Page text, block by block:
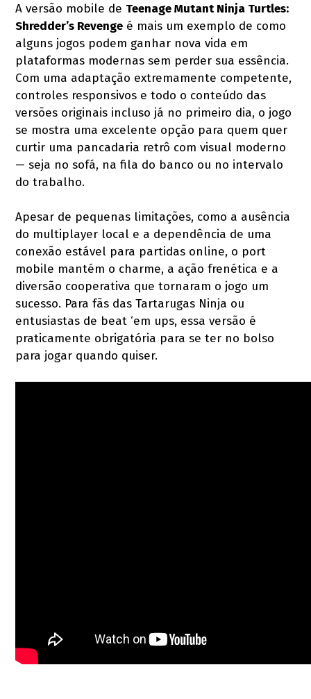
A versão mobile de Teenage Mutant Ninja Turtles:
Shredder’s Revenge é mais um exemplo de como
alguns jogos podem ganhar nova vida em
plataformas modernas sem perder sua essência.
Com uma adaptação extremamente competente,
controles responsivos e todo o conteúdo das
versões originais incluso já no primeiro dia, o jogo
se mostra uma excelente opção para quem quer
curtir uma pancadaria retrô com visual moderno
— seja no sofá, na fila do banco ou no intervalo
do trabalho.
Apesar de pequenas limitações, como a ausência
do multiplayer local e a dependência de uma
conexão estável para partidas online, o port
mobile mantém o charme, a ação frenética e a
diversão cooperativa que tornaram o jogo um
sucesso. Para fãs das Tartarugas Ninja ou
entusiastas de beat ‘em ups, essa versão é
praticamente obrigatória para se ter no bolso
para jogar quando quiser.